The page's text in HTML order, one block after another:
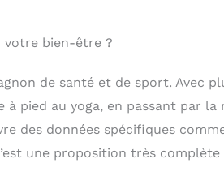
une combinaison parfaite, de sorte
plus durable de l'utilisation de
votre bien-être ?
de santé et de sport. Avec
pied au yoga, en passant par la
des données spécifiques
une proposition très